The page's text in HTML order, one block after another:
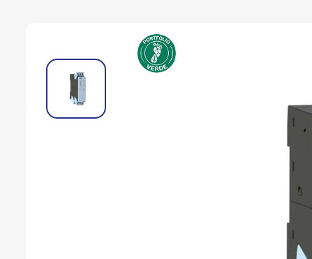
fita isolante